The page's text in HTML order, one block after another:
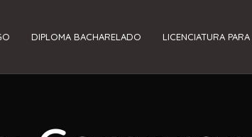
DIPLOMA BACHARELADO LICENCIATURA